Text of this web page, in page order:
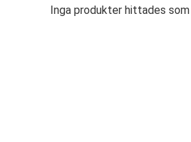
Inga produkter hittades